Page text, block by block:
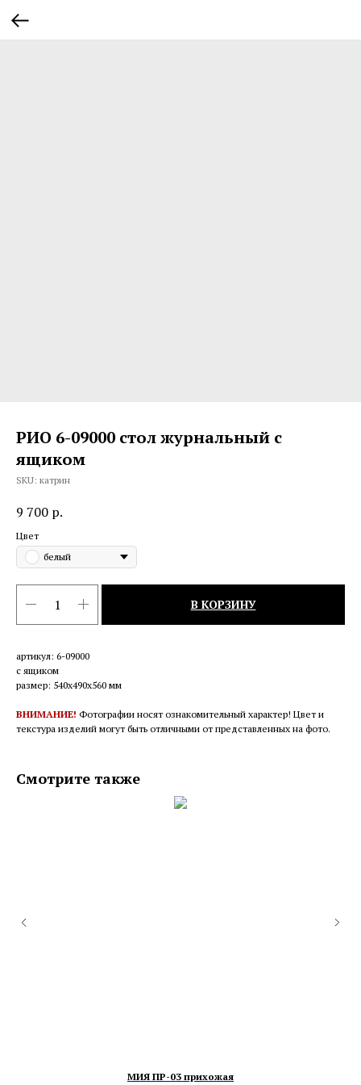
РИО 6-09000 стол журнальный с
ящиком
SKU: катрин
9 700 р.
Цвет
белый
В КОРЗИНУ
артикул: 6-09000
с ящиком
размер: 540х490х560 мм
ВНИМАНИЕ! Фотографии носят ознакомительный характер! Цвет и
текстура изделий могут быть отличными от представленных на фото.
Смотрите также
МИЯ ПР-03 прихожая